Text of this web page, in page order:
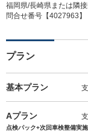
福岡県/長崎県または隣
問合せ番号【4027963】
プラン
基本プラン
Aプラン
点検パック+次回車検整備実施